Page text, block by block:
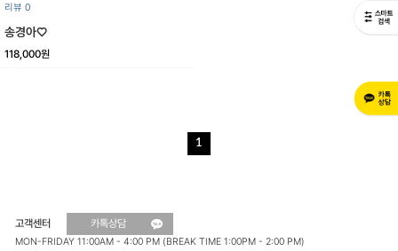
리뷰 0
송경아♡
118,000원
1
고객센터 카톡상담
MON-FRIDAY 11:00AM - 4:00 PM (BREAK TIME 1:00PM - 2:00 PM)